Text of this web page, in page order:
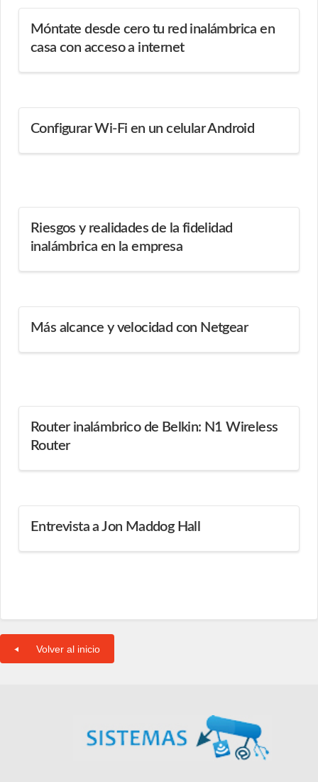
Móntate desde cero tu red inalámbrica en
casa con acceso a internet
Configurar Wi-Fi en un celular Android
Riesgos y realidades de la fidelidad
inalámbrica en la empresa
Más alcance y velocidad con Netgear
Router inalámbrico de Belkin: N1 Wireless
Router
Entrevista a Jon Maddog Hall
Volver al inicio